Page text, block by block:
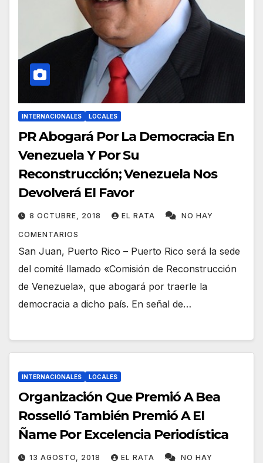
INTERNACIONALES LOCALES
PR Abogará Por La Democracia En
Venezuela Y Por Su
Reconstrucción; Venezuela Nos
Devolverá El Favor
8 OCTUBRE, 2018 EL RATA NO HAY
COMENTARIOS
San Juan, Puerto Rico – Puerto Rico será la sede
del comité llamado «Comisión de Reconstrucción
de Venezuela», que abogará por traerle la
democracia a dicho país. En señal de…
INTERNACIONALES LOCALES
Organización Que Premió A Bea
Rosselló También Premió A El
Ñame Por Excelencia Periodística
13 AGOSTO, 2018 EL RATA NO HAY